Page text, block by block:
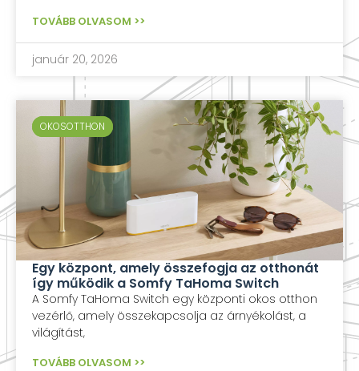
TOVÁBB OLVASOM >>
január 20, 2026
OKOSOTTHON
OKOSOTTHON
Egy központ, amely összefogja az otthonát
így működik a Somfy TaHoma Switch
A Somfy TaHoma Switch egy központi okos otthon
vezérlő, amely összekapcsolja az árnyékolást, a
világítást,
TOVÁBB OLVASOM >>